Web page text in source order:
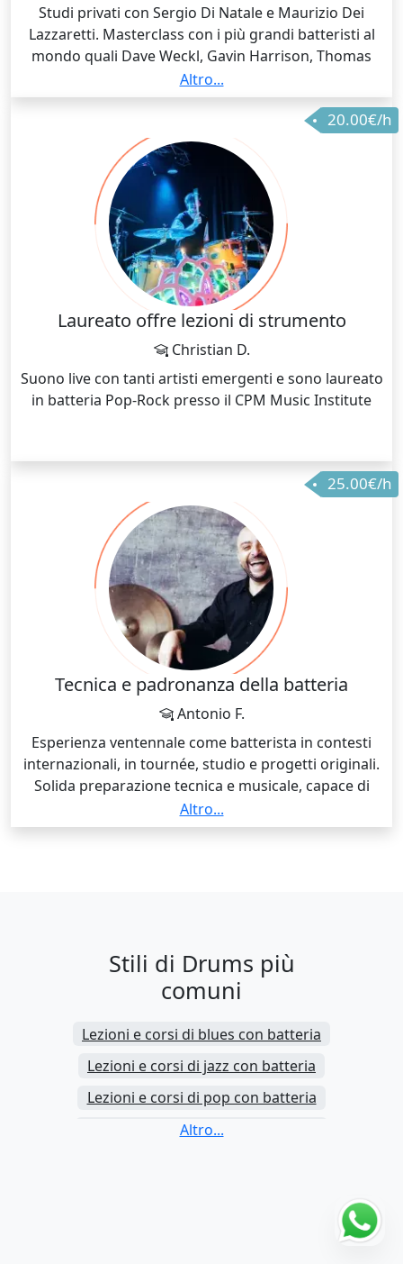
Studi privati con Sergio Di Natale e Maurizio Dei
Lazzaretti. Masterclass con i più grandi batteristi al
mondo quali Dave Weckl, Gavin Harrison, Thomas
Lang e molti altri. Laureato al Conservatorio in
Percussioni Classiche. Autore di un libro sul solfeggio
ritmico dal titolo "Clock the Rhythm"
Altro...
20.00€/h
Laureato offre lezioni di strumento
Christian D.
Suono live con tanti artisti emergenti e sono laureato
in batteria Pop-Rock presso il CPM Music Institute
25.00€/h
Tecnica e padronanza della batteria
Antonio F.
Esperienza ventennale come batterista in contesti
internazionali, in tournée, studio e progetti originali.
Solida preparazione tecnica e musicale, capace di
spaziare tra generi e linguaggi diversi, con un
approccio che unisce precisione, espressività e
Altro...
Stili di Drums più
comuni
Lezioni e corsi di blues con batteria
Lezioni e corsi di jazz con batteria
Lezioni e corsi di pop con batteria
Lezioni e corsi di rock con batteria